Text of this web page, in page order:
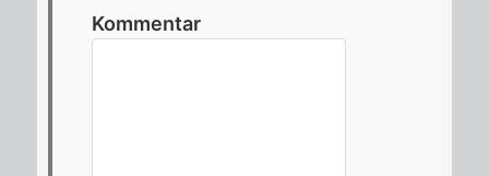
Kommentar